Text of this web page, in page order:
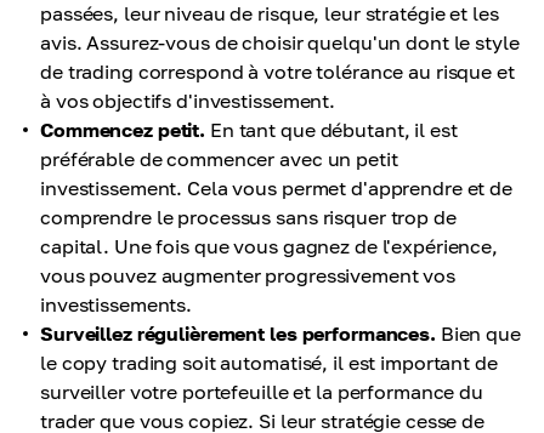
passées, leur niveau de risque, leur stratégie et les
avis. Assurez-vous de choisir quelqu'un dont le style
de trading correspond à votre tolérance au risque et
à vos objectifs d'investissement.
Commencez petit. En tant que débutant, il est
préférable de commencer avec un petit
investissement. Cela vous permet d'apprendre et de
comprendre le processus sans risquer trop de
capital. Une fois que vous gagnez de l'expérience,
vous pouvez augmenter progressivement vos
investissements.
Surveillez régulièrement les performances. Bien que
le copy trading soit automatisé, il est important de
surveiller votre portefeuille et la performance du
trader que vous copiez. Si leur stratégie cesse de